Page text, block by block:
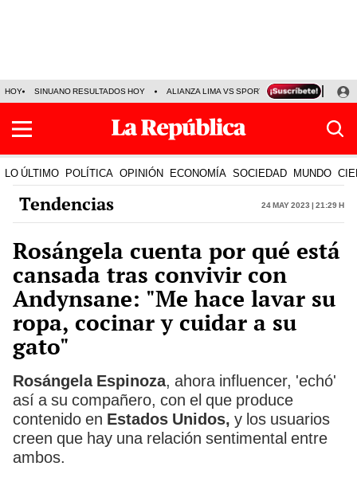
HOY SINUANO RESULTADOS HOY ALIANZA LIMA VS SPORT BOYS JORGE
LO ÚLTIMO POLÍTICA OPINIÓN ECONOMÍA SOCIEDAD MUNDO
Tendencias 24 May 2023 | 21:29 h
Rosángela cuenta por qué está
cansada tras convivir con
Andynsane: "Me hace lavar su
ropa, cocinar y cuidar a su
gato"
Rosángela Espinoza, ahora influencer, 'echó'
así a su compañero, con el que produce
contenido en Estados Unidos, y los usuarios
creen que hay una relación sentimental entre
ambos.